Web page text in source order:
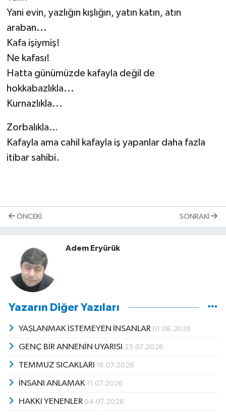
Yani evin, yazlığın kışlığın, yatın katın, atın
araban...
Kafa işiymiş!
Ne kafası!
Hatta günümüzde kafayla değil de
hokkabazlıkla...
Kurnazlıkla...
Zorbalıkla…
Kafayla ama cahil kafayla iş yapanlar daha fazla
itibar sahibi.
ÖNCEKI SONRAKI
Adem Eryürük
Yazarın Diğer Yazıları
YAŞLANMAK İSTEMEYEN İNSANLAR 01.08.2026
GENÇ BİR ANNENİN UYARISI 25.07.2026
TEMMUZ SICAKLARI 18.07.2026
İNSANI ANLAMAK 11.07.2026
HAKKI YENENLER 04.07.2026